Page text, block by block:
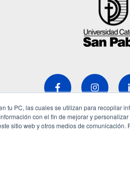
tu PC, las cuales se utilizan para recopilar
con el fin de mejorar y
sitio web y otros medios de